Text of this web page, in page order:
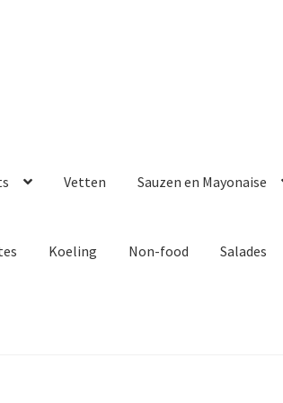
Vetten Sauzen en Mayonaise
Koeling Non-food Salades